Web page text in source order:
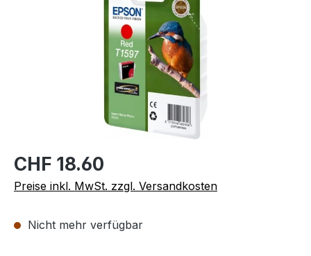
CHF 18.60
Preise inkl. MwSt. zzgl. Versandkosten
Nicht mehr verfügbar